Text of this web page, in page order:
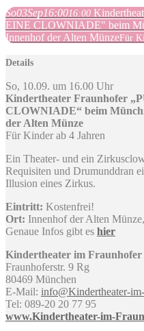
So03Sep16:0016:00
EINE CLOWNIADE" beim
Innenhof der Alten MünzeFür
Details
So, 10.09. um 16.00 Uhr
Kindertheater Fraunhofer
CLOWNIADE“ beim
der Alten Münze
Für Kinder ab 4 Jahren
Ein Theater- und ein
Requisiten und Drumunddran
Illusion eines Zirkus.
Eintritt: Kostenfrei!
Ort: Innenhof der Alten
Genaue Infos gibt es hier
Kindertheater im Fraunhofer
Fraunhoferstr. 9 Rg
80469 München
E-Mail: info@Kindertheater-
Tel: 089-20 20 77 95
www.Kindertheater-im-